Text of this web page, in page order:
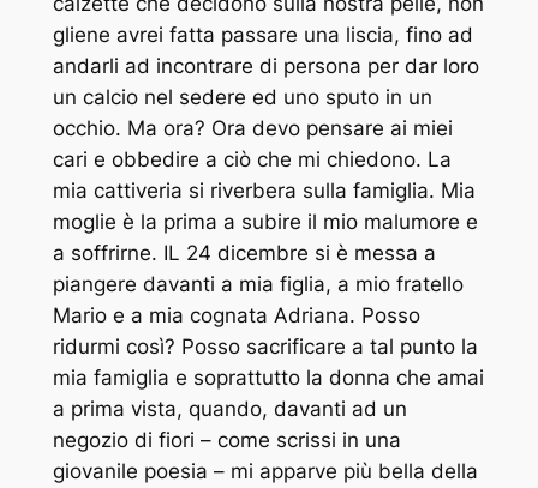
gliene avrei fatta passare una liscia, fino ad
andarli ad incontrare di persona per dar loro
un calcio nel sedere ed uno sputo in un
occhio. Ma ora? Ora devo pensare ai miei
cari e obbedire a ciò che mi chiedono. La
mia cattiveria si riverbera sulla famiglia. Mia
moglie è la prima a subire il mio malumore e
a soffrirne. IL 24 dicembre si è messa a
piangere davanti a mia figlia, a mio fratello
Mario e a mia cognata Adriana. Posso
ridurmi così? Posso sacrificare a tal punto la
mia famiglia e soprattutto la donna che amai
a prima vista, quando, davanti ad un
negozio di fiori – come scrissi in una
giovanile poesia – mi apparve più bella della